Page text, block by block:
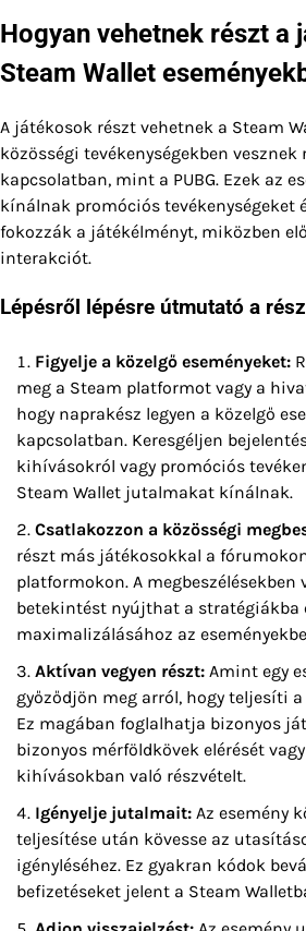
Hogyan vehetnek részt a
Steam Wallet
A játékosok részt vehetnek a Steam
közösségi tevékenységekben
kapcsolatban, mint a PUBG. Ezek az
kínálnak promóciós tevékenységeket
fokozzák a játékélményt, miközben
interakciót.
Lépésről lépésre útmutató a
Figyelje a közelgő eseményeket:
meg a Steam platformot vagy a
hogy naprakész legyen a közelgő
kapcsolatban. Keresgéljen
kihívásokról vagy promóciós
Steam Wallet jutalmakat kínálnak.
Csatlakozzon a közösségi
részt más játékosokkal a
platformokon. A megbeszélésekben
betekintést nyújthat a stratégiákba
maximalizálásához az
Aktívan vegyen részt: Amint egy
győződjön meg arról, hogy teljesíti
Ez magában foglalhatja bizonyos
bizonyos mérföldkövek elérését
kihívásokban való részvételt.
Igényelje jutalmait: Az esemény
teljesítése után kövesse az
igényléséhez. Ez gyakran kódok
befizetéseket jelent a Steam